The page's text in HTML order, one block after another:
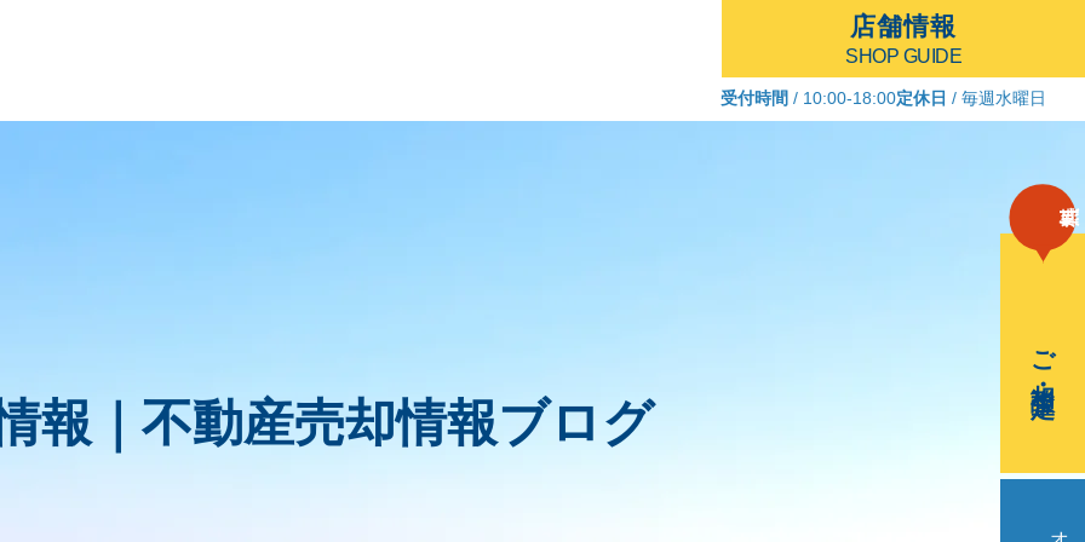
店舗情報
SHOP GUIDE
受付時間 / 10:00-18:00定休日 / 毎週水曜日
ご相談・査定
報｜不動産売却情報ブログ